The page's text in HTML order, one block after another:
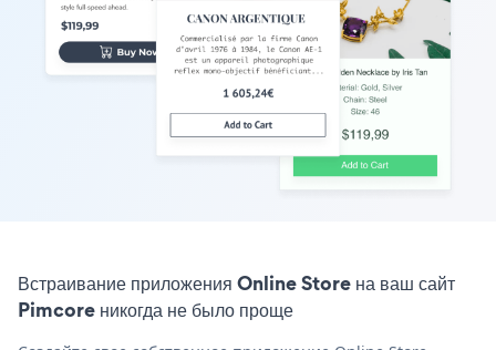
Встраивание приложения Online Store на ваш сайт
Pimcore никогда не было проще